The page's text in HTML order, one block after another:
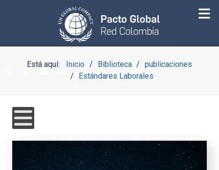
Está aquí: Inicio Biblioteca
publicaciones
Estándares Laborales